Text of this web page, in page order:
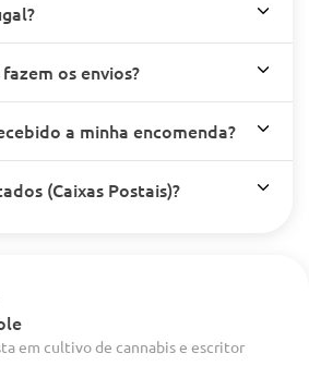
os envios?
a minha encomenda?
(Caixas Postais)?
em cultivo de cannabis e escritor